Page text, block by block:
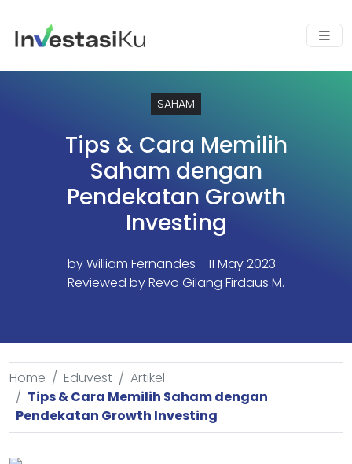
SAHAM
Tips & Cara Memilih
Saham dengan
Pendekatan Growth
Investing
byWilliam Fernandes - 11 May 2023 -
Reviewed by Revo Gilang Firdaus M.
Home Eduvest
Artikel
Tips & Cara Memilih Saham dengan
Pendekatan Growth Investing